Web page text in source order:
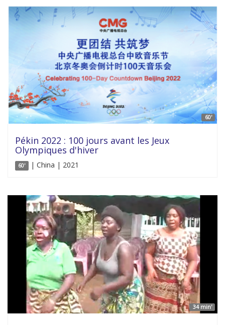
60'
Pékin 2022 : 100 jours avant les Jeux
Olympiques d'hiver
60' | China | 2021
34 min'